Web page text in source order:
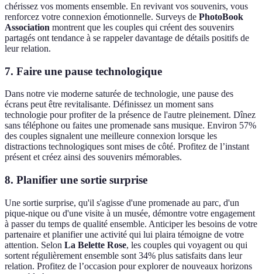
chérissez vos moments ensemble. En revivant vos souvenirs, vous
renforcez votre connexion émotionnelle. Surveys de PhotoBook
Association montrent que les couples qui créent des souvenirs
partagés ont tendance à se rappeler davantage de détails positifs de
leur relation.
7. Faire une pause technologique
Dans notre vie moderne saturée de technologie, une pause des
écrans peut être revitalisante. Définissez un moment sans
technologie pour profiter de la présence de l'autre pleinement. Dînez
sans téléphone ou faites une promenade sans musique. Environ 57%
des couples signalent une meilleure connexion lorsque les
distractions technologiques sont mises de côté. Profitez de l’instant
présent et créez ainsi des souvenirs mémorables.
8. Planifier une sortie surprise
Une sortie surprise, qu'il s'agisse d'une promenade au parc, d'un
pique-nique ou d'une visite à un musée, démontre votre engagement
à passer du temps de qualité ensemble. Anticiper les besoins de votre
partenaire et planifier une activité qui lui plaira témoigne de votre
attention. Selon La Belette Rose, les couples qui voyagent ou qui
sortent régulièrement ensemble sont 34% plus satisfaits dans leur
relation. Profitez de l’occasion pour explorer de nouveaux horizons